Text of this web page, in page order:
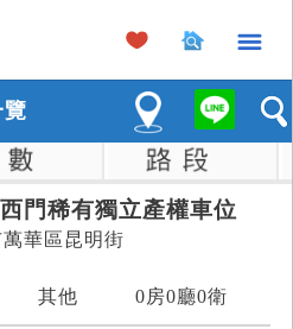
×
覽
門稀有獨立產權車位
華區昆明街
其他 0房0廳0衛